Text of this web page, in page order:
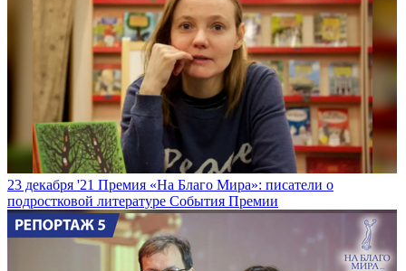
23 декабря '21 Премия «На Благо Мира»: писатели о
подростковой литературе События Премии